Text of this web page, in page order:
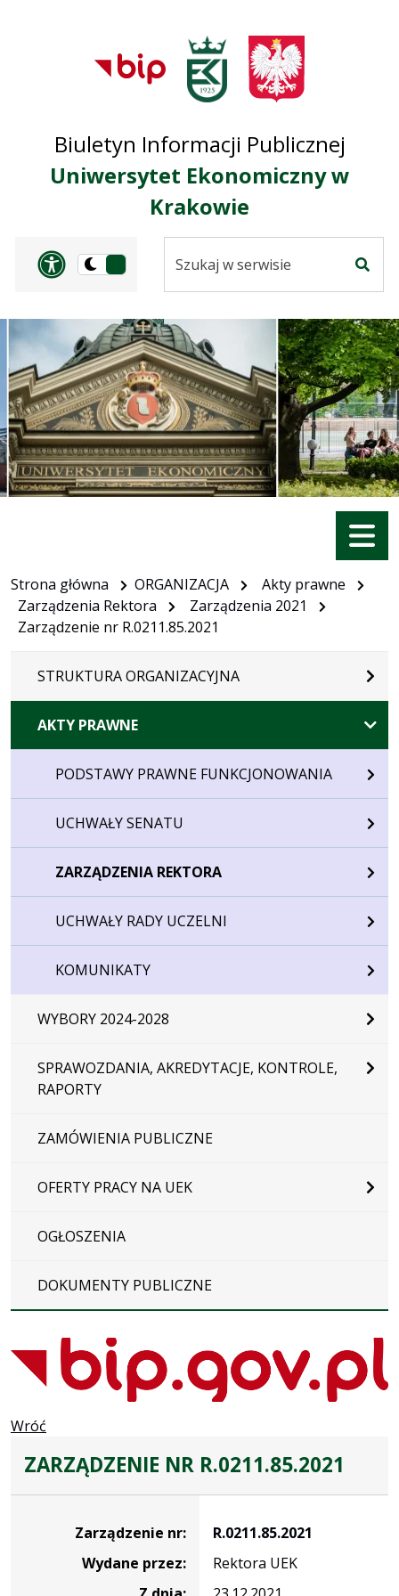
Przejdź do
głównego menu
Przejdź do treści
Przejdź do mapy
serwisu
Biuletyn Informacji Publicznej
Uniwersytet Ekonomiczny w
Krakowie
Panel dostosowania
Przełącz
ciemną
serwisie
Menu
Strona główna ORGANIZACJA
Akty prawne
Zarządzenia Rektora
Zarządzenia 2021
Zarządzenie nr R.0211.85.2021
STRUKTURA ORGANIZACYJNA
AKTY PRAWNE
PODSTAWY PRAWNE FUNKCJONOWANIA
UCHWAŁY SENATU
ZARZĄDZENIA REKTORA
UCHWAŁY RADY UCZELNI
KOMUNIKATY
WYBORY 2024-2028
SPRAWOZDANIA, AKREDYTACJE, KONTROLE,
RAPORTY
ZAMÓWIENIA PUBLICZNE
OFERTY PRACY NA UEK
OGŁOSZENIA
DOKUMENTY PUBLICZNE
Wróć
ZARZĄDZENIE NR R.0211.85.2021
Zarządzenie nr:
R.0211.85.2021
Wydane przez:
Rektora UEK